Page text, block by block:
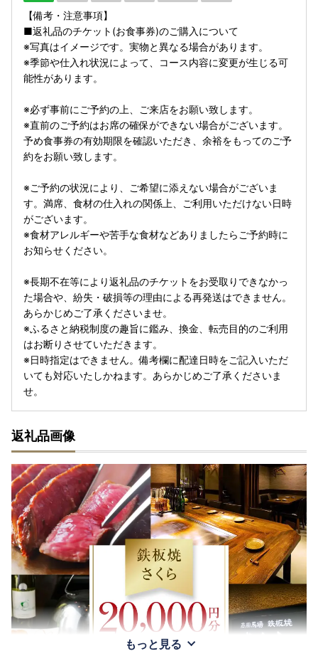
【備考・注意事項】
■返礼品のチケット(お食事券)のご購入について
※写真はイメージです。実物と異なる場合があります。
※季節や仕入れ状況によって、コース内容に変更が生じる可
能性があります。
※必ず事前にご予約の上、ご来店をお願い致します。
※直前のご予約はお席の確保ができない場合がございます。
予め食事券の有効期限を確認いただき、余裕をもってのご予
約をお願い致します。
※ご予約の状況により、ご希望に添えない場合がございま
す。満席、食材の仕入れの関係上、ご利用いただけない日時
がございます。
※食材アレルギーや苦手な食材などありましたらご予約時に
お知らせください。
※長期不在等により返礼品のチケットをお受取りできなかっ
た場合や、紛失・破損等の理由による再発送はできません。
あらかじめご了承くださいませ。
※ふるさと納税制度の趣旨に鑑み、換金、転売目的のご利用
はお断りさせていただきます。
※日時指定はできません。備考欄に配達日時をご記入いただ
いても対応いたしかねます。あらかじめご了承くださいま
せ。
返礼品画像
もっと見る